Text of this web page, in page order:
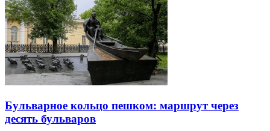
Бульварное кольцо пешком: маршрут через
десять бульваров